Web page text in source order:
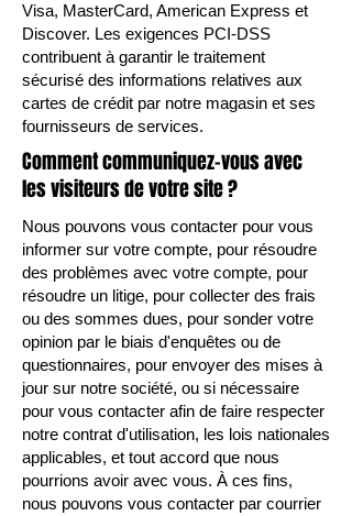
Visa, MasterCard, American Express et
Discover. Les exigences PCI-DSS
contribuent à garantir le traitement
sécurisé des informations relatives aux
cartes de crédit par notre magasin et ses
fournisseurs de services.
Comment communiquez-vous avec
les visiteurs de votre site ?
Nous pouvons vous contacter pour vous
informer sur votre compte, pour résoudre
des problèmes avec votre compte, pour
résoudre un litige, pour collecter des frais
ou des sommes dues, pour sonder votre
opinion par le biais d'enquêtes ou de
questionnaires, pour envoyer des mises à
jour sur notre société, ou si nécessaire
pour vous contacter afin de faire respecter
notre contrat d'utilisation, les lois nationales
applicables, et tout accord que nous
pourrions avoir avec vous. À ces fins,
nous pouvons vous contacter par courrier